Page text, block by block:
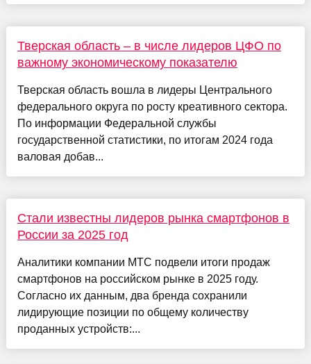
Тверская область – в числе лидеров ЦФО по
важному экономическому показателю
Тверская область вошла в лидеры Центрального
федерального округа по росту креативного сектора.
По информации Федеральной службы
государственной статистики, по итогам 2024 года
валовая добав...
Стали известны лидеров рынка смартфонов в
России за 2025 год
Аналитики компании МТС подвели итоги продаж
смартфонов на российском рынке в 2025 году.
Согласно их данным, два бренда сохранили
лидирующие позиции по общему количеству
проданных устройств:...